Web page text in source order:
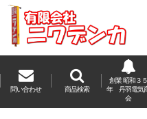
問い合わせ 商品検索
創業 昭和３５
年 丹羽電気
会